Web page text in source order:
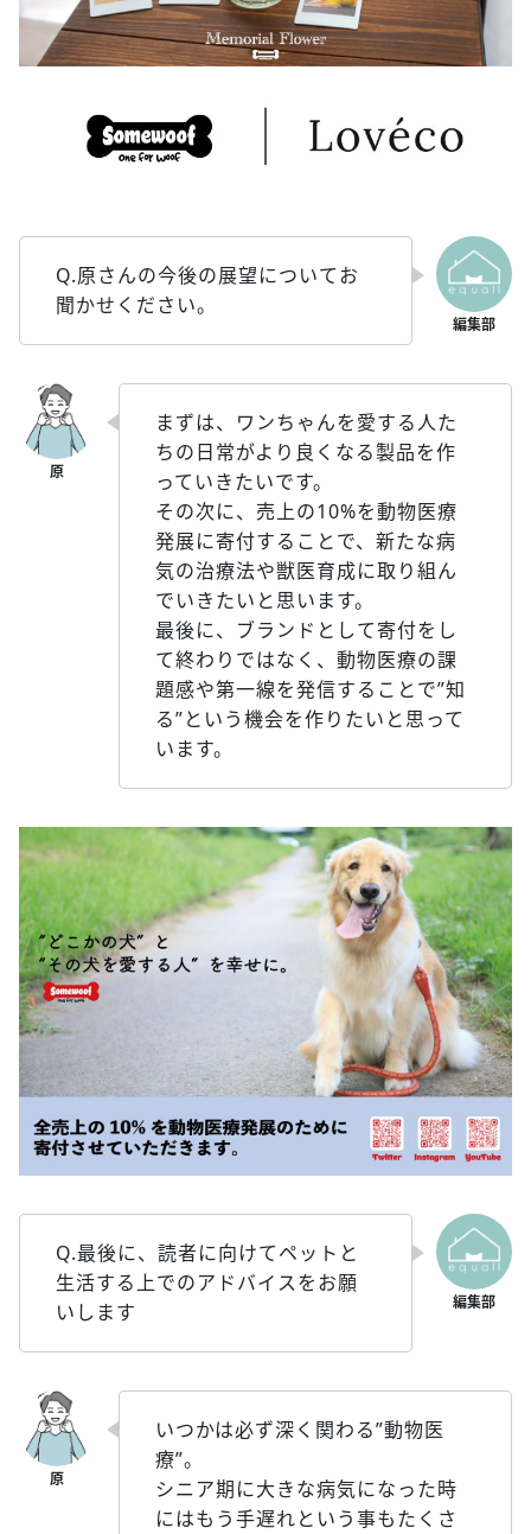
Q.原さんの今後の展望についてお
聞かせください。
まずは、ワンちゃんを愛する人た
ちの日常がより良くなる製品を作
っていきたいです。
その次に、売上の10%を動物医療
発展に寄付することで、新たな病
気の治療法や獣医育成に取り組ん
でいきたいと思います。
最後に、ブランドとして寄付をし
て終わりではなく、動物医療の課
題感や第一線を発信することで”知
る”という機会を作りたいと思って
います。
Q.最後に、読者に向けてペットと
生活する上でのアドバイスをお願
いします
いつかは必ず深く関わる”動物医
療”。
シニア期に大きな病気になった時
にはもう手遅れという事もたくさ